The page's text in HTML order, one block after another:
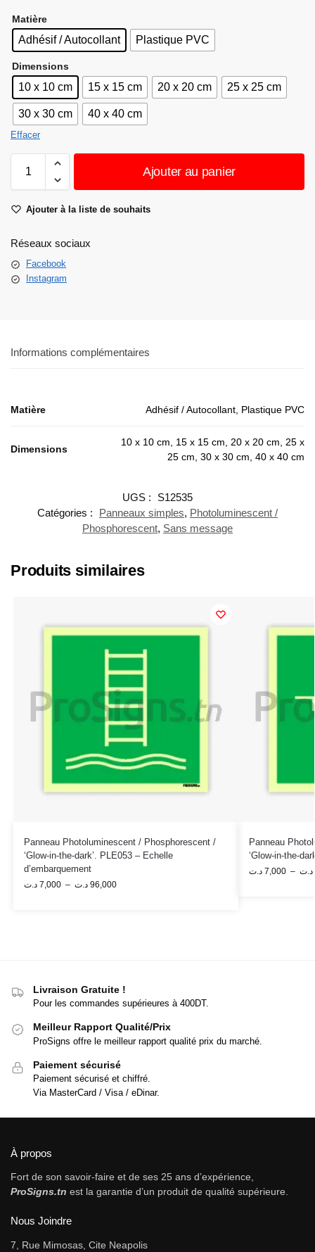
Matière
Adhésif / Autocollant Plastique PVC
Dimensions
10 x 10 cm 15 x 15 cm 20 x 20 cm 25 x 25 cm
30 x 30 cm 40 x 40 cm
Effacer
Ajouter au panier
Ajouter à la liste de souhaits
Réseaux sociaux
Facebook
Instagram
Informations complémentaires
Matière Adhésif / Autocollant, Plastique PVC
Dimensions
10 x 10 cm, 15 x 15 cm, 20 x 20 cm, 25 x
25 cm, 30 x 30 cm, 40 x 40 cm
UGS :
S12535
Catégories :
Panneaux simples, Photoluminescent /
Phosphorescent, Sans message
Produits similaires
Panneau Photoluminescent / Phosphorescent /
‘Glow-in-the-dark’. PLE053 – Echelle
d’embarquement
7,000 د.ت – 96,000 د.ت
Panneau
‘Glow-in-the-
7,000 د.ت – د.ت
Livraison Gratuite !
Pour les commandes supérieures à 400DT.
Meilleur Rapport Qualité/Prix
ProSigns offre le meilleur rapport qualité prix du marché.
Paiement sécurisé
Paiement sécurisé et chiffré.
Via MasterCard / Visa / eDinar.
À propos
Fort de son savoir-faire et de ses 25 ans d’expérience,
ProSigns.tn est la garantie d’un produit de qualité supérieure.
Nous Joindre
7, Rue Mimosas, Cite Neapolis